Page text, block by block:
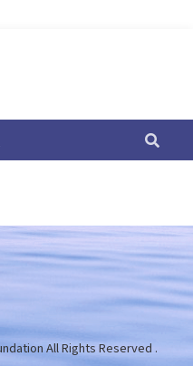
All Rights Reserved .